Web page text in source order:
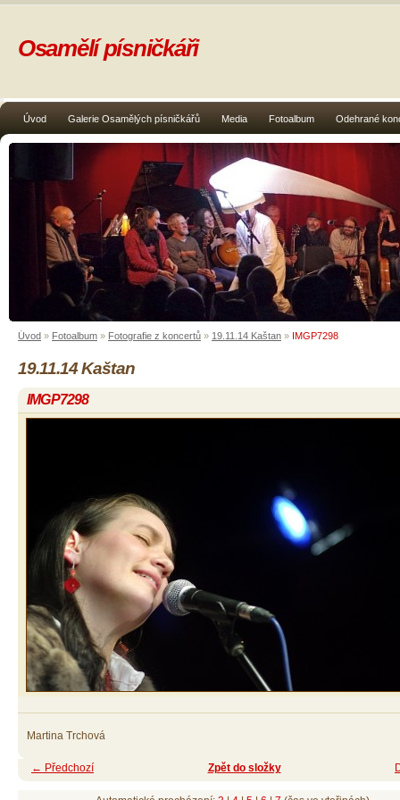
Úvod Galerie Osamělých písničkářů Media Fotoalbum Odehrané
Osamělí písničkáři
Úvod » Fotoalbum » Fotografie z koncertů » 19.11.14 Kaštan » IMGP7298
19.11.14 Kaštan
IMGP7298
Martina Trchová
← Předchozí Zpět do složky